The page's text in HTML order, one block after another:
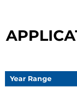
Year Range